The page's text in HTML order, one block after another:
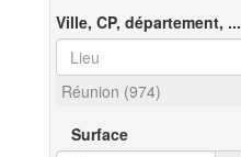
Ville, CP, département, ...
Réunion (974)
Surface